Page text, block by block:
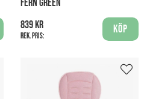
FERN GREEN
839 kr
Rek. pris:
Köp